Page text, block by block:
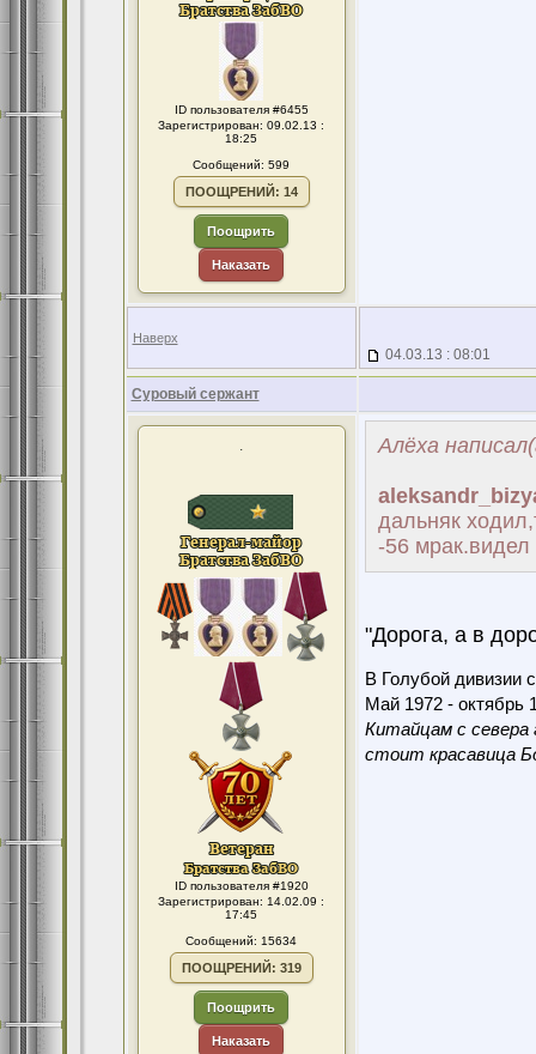
ID пользователя #6455
Зарегистрирован: 09.02.13 :
18:25
Сообщений: 599
ПООЩРЕНИЙ: 14
Поощрить
Наказать
Наверх
04.03.13 : 08:01
Суровый сержант
.
ID пользователя #1920
Зарегистрирован: 14.02.09 :
17:45
Сообщений: 15634
ПООЩРЕНИЙ: 319
Поощрить
Наказать
Алёха
дальняк
-56 мрак.видел
"Дорога, а в
В Голубой дивизии
Май 1972 - октябрь
Китайцам с севера
стоит красавица